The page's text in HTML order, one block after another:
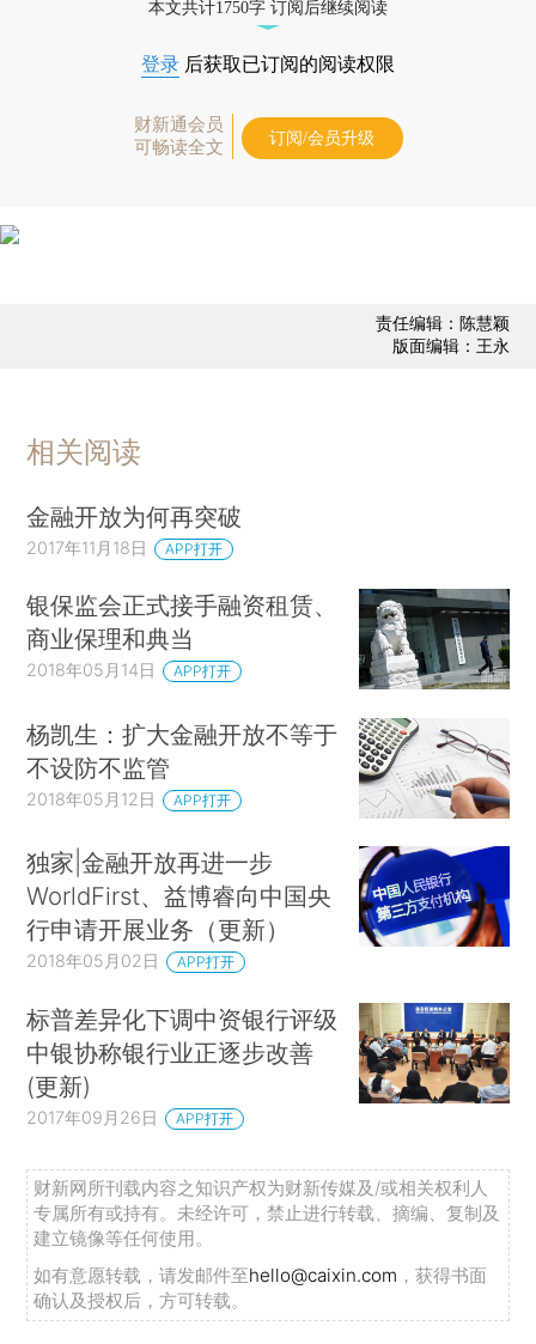
本文共计1750字 订阅后继续阅读
登录 后获取已订阅的阅读权限
财新通会员
可畅读全文
订阅/会员升级
责任编辑：陈慧颖
版面编辑：王永
相关阅读
金融开放为何再突破
2017年11月18日 APP打开
银保监会正式接手融资租赁、
商业保理和典当
2018年05月14日 APP打开
杨凯生：扩大金融开放不等于
不设防不监管
2018年05月12日 APP打开
独家|金融开放再进一步
WorldFirst、益博睿向中国央
行申请开展业务（更新）
2018年05月02日 APP打开
标普差异化下调中资银行评级
中银协称银行业正逐步改善
(更新)
2017年09月26日 APP打开
财新网所刊载内容之知识产权为财新传媒及/或相关权利人
专属所有或持有。未经许可，禁止进行转载、摘编、复制及
建立镜像等任何使用。
如有意愿转载，请发邮件至hello@caixin.com ，获得书面
确认及授权后，方可转载。